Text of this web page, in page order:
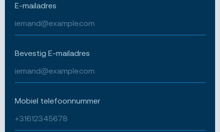
E-mailadres
Bevestig E-mailadres
Mobiel telefoonnummer